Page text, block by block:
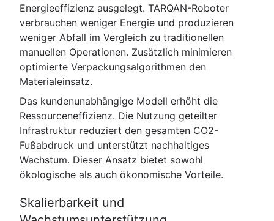
Energieeffizienz ausgelegt. TARQAN-Roboter
verbrauchen weniger Energie und produzieren
weniger Abfall im Vergleich zu traditionellen
manuellen Operationen. Zusätzlich minimieren
optimierte Verpackungsalgorithmen den
Materialeinsatz.
Das kundenunabhängige Modell erhöht die
Ressourceneffizienz. Die Nutzung geteilter
Infrastruktur reduziert den gesamten CO2-
Fußabdruck und unterstützt nachhaltiges
Wachstum. Dieser Ansatz bietet sowohl
ökologische als auch ökonomische Vorteile.
Skalierbarkeit und